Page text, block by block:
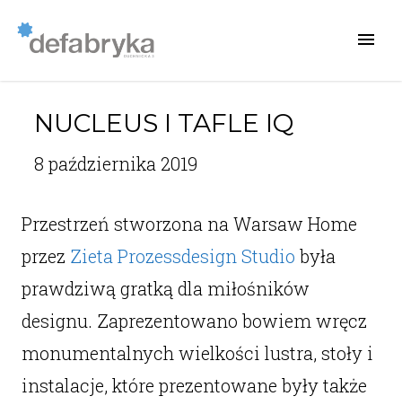
NUCLEUS I TAFLE IQ
8 października 2019
Przestrzeń stworzona na Warsaw Home
przez Zieta Prozessdesign Studio była
prawdziwą gratką dla miłośników
designu. Zaprezentowano bowiem wręcz
monumentalnych wielkości lustra, stoły i
instalacje, które prezentowane były także